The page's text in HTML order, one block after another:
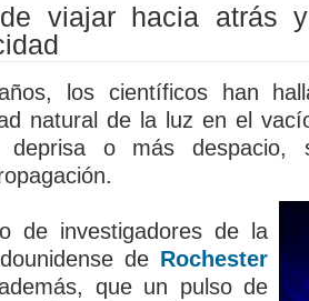
viajar hacia atrás
los científicos han
natural de la luz en el
o más despacio,
de investigadores de la
de Rochester
que un pulso de